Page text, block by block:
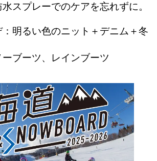
スプレーでのケアを忘れずに。
明るい色のニット＋デニム＋冬
ブーツ、レインブーツ